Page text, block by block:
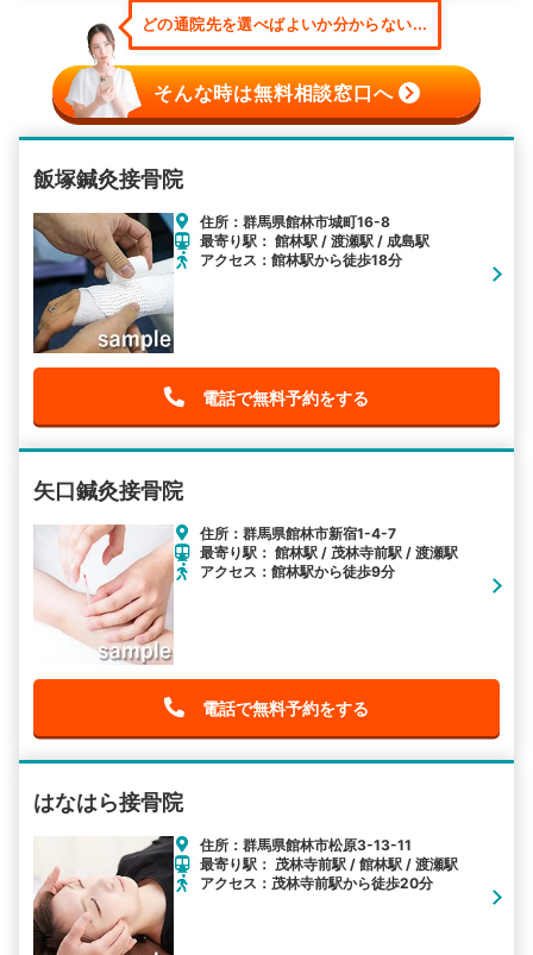
どの通院先を選べばよいか分からない...
そんな時は無料相談窓口へ
飯塚鍼灸接骨院
住所：群馬県館林市城町16-8
最寄り駅： 館林駅 / 渡瀬駅 / 成島駅
アクセス：館林駅から徒歩18分
電話で無料予約をする
矢口鍼灸接骨院
住所：群馬県館林市新宿1-4-7
最寄り駅： 館林駅 / 茂林寺前駅 / 渡瀬駅
アクセス：館林駅から徒歩9分
電話で無料予約をする
はなはら接骨院
住所：群馬県館林市松原3-13-11
最寄り駅： 茂林寺前駅 / 館林駅 / 渡瀬駅
アクセス：茂林寺前駅から徒歩20分